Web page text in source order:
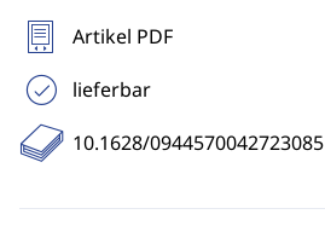
Artikel PDF
lieferbar
10.1628/0944570042723085